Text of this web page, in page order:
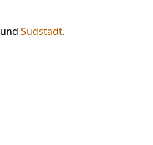
und Südstadt.